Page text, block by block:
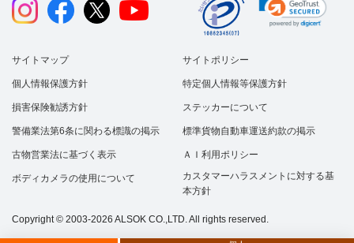
サイトマップ サイトポリシー
個人情報保護方針 特定個人情報等保護方針
損害保険勧誘方針 ステッカーについて
警備業法第6条に関わる標識の掲示 標準貨物自動車運送約款の掲示
古物営業法に基づく表示 ＡＩ利用ポリシー
ボディカメラの使用について
カスタマーハラスメントに対する基
本方針
Copyright © 2003-2026 ALSOK CO.,LTD. All rights reserved.